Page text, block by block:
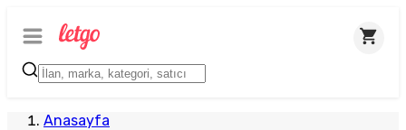
Anasayfa